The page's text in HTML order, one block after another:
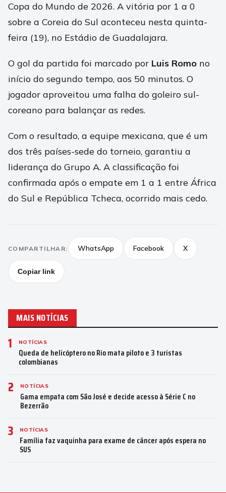
Copa do Mundo de 2026. A vitória por 1 a 0
sobre a Coreia do Sul aconteceu nesta quinta-
feira (19), no Estádio de Guadalajara.
O gol da partida foi marcado por Luis Romo no
início do segundo tempo, aos 50 minutos. O
jogador aproveitou uma falha do goleiro sul-
coreano para balançar as redes.
Com o resultado, a equipe mexicana, que é um
dos três países-sede do torneio, garantiu a
liderança do Grupo A. A classificação foi
confirmada após o empate em 1 a 1 entre África
do Sul e República Tcheca, ocorrido mais cedo.
COMPARTILHAR: WhatsApp Facebook X
Copiar link
MAIS NOTÍCIAS
1 NOTÍCIAS
Queda de helicóptero no Rio mata piloto e 3 turistas
colombianas
2 NOTÍCIAS
Gama empata com São José e decide acesso à Série C no
Bezerrão
3 NOTÍCIAS
Família faz vaquinha para exame de câncer após espera no
SUS